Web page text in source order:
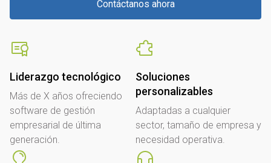
Contáctanos ahora
Liderazgo tecnológico
Más de X años ofreciendo
software de gestión
empresarial de última
generación.
Soluciones
personalizables
Adaptadas a cualquier
sector, tamaño de empresa y
necesidad operativa.